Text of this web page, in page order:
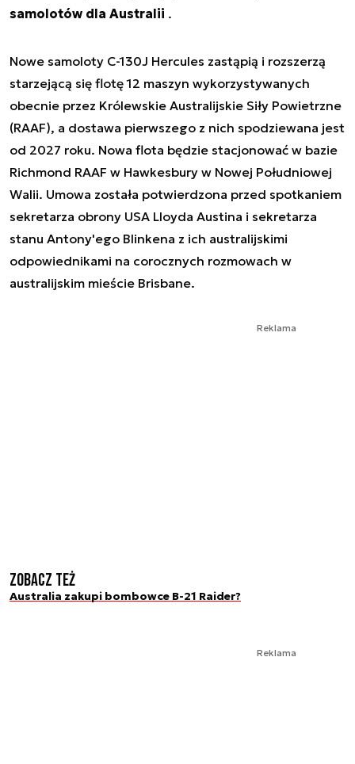
samolotów dla Australii .
Nowe samoloty C-130J Hercules zastąpią i rozszerzą
starzejącą się flotę 12 maszyn wykorzystywanych
obecnie przez Królewskie Australijskie Siły Powietrzne
(RAAF), a dostawa pierwszego z nich spodziewana jest
od 2027 roku. Nowa flota będzie stacjonować w bazie
Richmond RAAF w Hawkesbury w Nowej Południowej
Walii. Umowa została potwierdzona przed spotkaniem
sekretarza obrony USA Lloyda Austina i sekretarza
stanu Antony'ego Blinkena z ich australijskimi
odpowiednikami na corocznych rozmowach w
australijskim mieście Brisbane.
Reklama
Zobacz też
Australia zakupi bombowce B-21 Raider?
Reklama